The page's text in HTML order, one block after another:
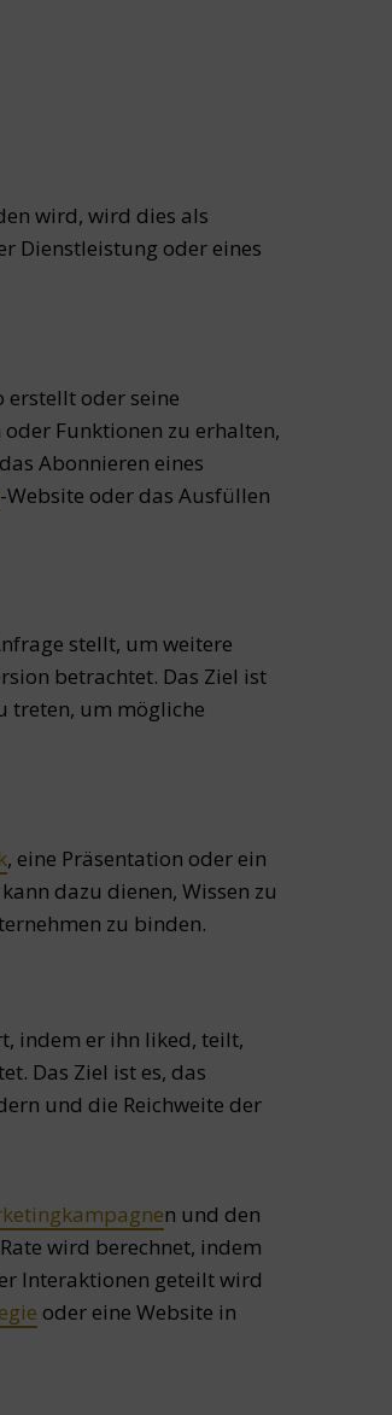
wird, wird dies als
Dienstleistung oder eines
erstellt oder seine
Funktionen zu erhalten,
Abonnieren eines
-Website oder das Ausfüllen
stellt, um weitere
betrachtet. Das Ziel ist
treten, um mögliche
, eine Präsentation oder ein
dazu dienen, Wissen zu
zu binden.
indem er ihn liked, teilt,
Das Ziel ist es, das
und die Reichweite der
kampagnen und den
wird berechnet, indem
Interaktionen geteilt wird
oder eine Website in